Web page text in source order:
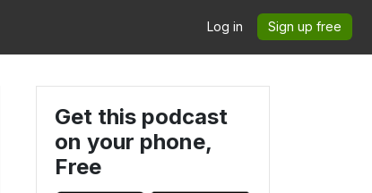
Log in Sign up free
Get this podcast
on your phone,
Free